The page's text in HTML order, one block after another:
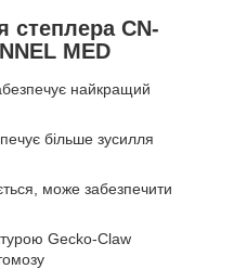
степлера CN-
MED
найкращий
більше зусилля
може забезпечити
Gecko-Claw